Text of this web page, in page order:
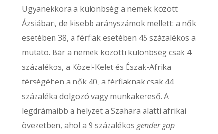
Ugyanekkora a különbség a nemek között
Ázsiában, de kisebb arányszámok mellett: a nők
esetében 38, a férfiak esetében 45 százalékos a
mutató. Bár a nemek közötti különbség csak 4
százalékos, a Közel-Kelet és Észak-Afrika
térségében a nők 40, a férfiaknak csak 44
százaléka dolgozó vagy munkakereső. A
legdrámaibb a helyzet a Szahara alatti afrikai
övezetben, ahol a 9 százalékos gender gap